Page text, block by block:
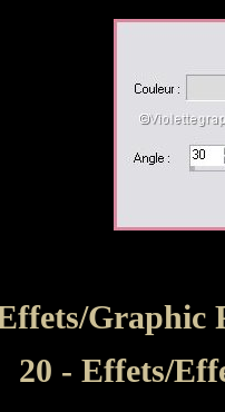
Graphic
20 - Effets/